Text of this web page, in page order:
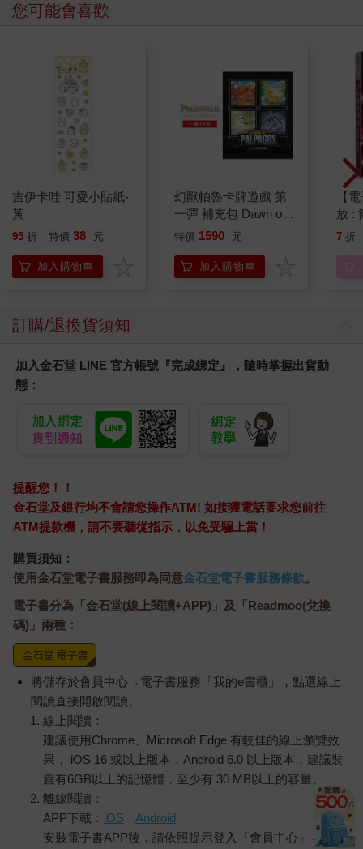
您可能會喜歡
吉伊卡哇 可愛小貼紙-
黃
95 折 特價 38 元
加入購物車
幻獸帕魯卡牌遊戲 第
一彈 補充包 Dawn of
Palpagos（日文版一
特價 1590 元
加入購物車
【
放 :
放手
7 折
訂購/退換貨須知
加入金石堂 LINE 官方帳號『完成綁定』，隨時掌握出貨動
態：
提醒您！！
金石堂及銀行均不會請您操作ATM! 如接獲電話要求您前往
ATM提款機，請不要聽從指示，以免受騙上當！
購買須知：
使用金石堂電子書服務即為同意金石堂電子書服務條款。
電子書分為「金石堂(線上閱讀+APP)」及「Readmoo(兌換
碼)」兩種：
將儲存於會員中心→電子書服務「我的e書櫃」，點選線上
閱讀直接開啟閱讀。
線上閱讀：
建議使用Chrome、Microsoft Edge 有較佳的線上瀏覽效
果， iOS 16 或以上版本，Android 6.0 以上版本，建議裝
置有6GB以上的記憶體，至少有 30 MB以上的容量。
離線閱讀：
APP下載： iOS
Android
安裝電子書APP後，請依照提示登入「會員中心」→「我